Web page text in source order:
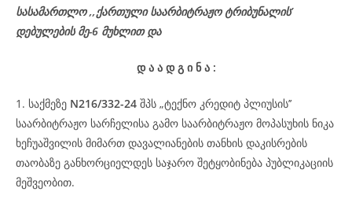
სასამართლო ,,ქართული საარბიტრაჟო ტრიბუნალის’
დებულების მე-6 მუხლით და
დ ა ა დ გ ი ნ ა :
1. საქმეზე N216/332-24 შპს „ტექნო კრედიტ პლიუსის’’
საარბიტრაჟო სარჩელისა გამო საარბიტრაჟო მოპასუხის ნიკა
ხეჩუაშვილის მიმართ დავალიანების თანხის დაკისრების
თაობაზე განხორციელდეს საჯარო შეტყობინება პუბლიკაციის
მეშვეობით.